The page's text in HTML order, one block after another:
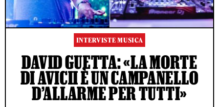
INTERVISTE MUSICA
DAVID GUETTA: «LA MORTE
DI AVICII È UN CAMPANELLO
D’ALLARME PER TUTTI»